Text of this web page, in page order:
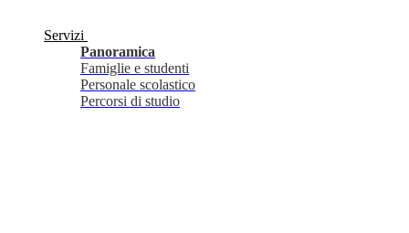
Servizi
Panoramica
Famiglie e studenti
Personale scolastico
Percorsi di studio